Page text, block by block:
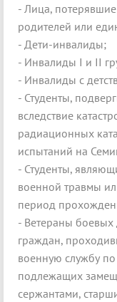
- Лица,
родителей или
- Дети-инвалиды;
- Инвалиды I и II
- Инвалиды с
- Студенты,
вследствие
радиационных
испытаний на
- Студенты,
военной травмы
период
- Ветераны боевых
граждан,
военную службу
подлежащих
сержантами,